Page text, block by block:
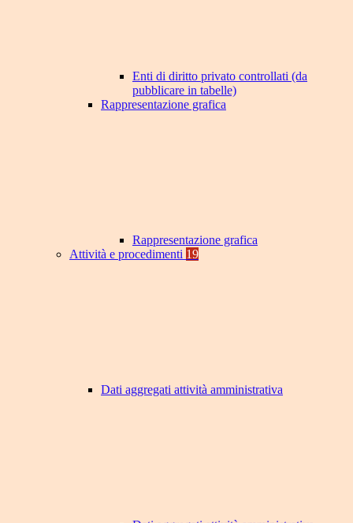
Enti di diritto privato controllati (da
pubblicare in tabelle)
Rappresentazione grafica
Rappresentazione grafica
Attività e procedimenti 19
Dati aggregati attività amministrativa